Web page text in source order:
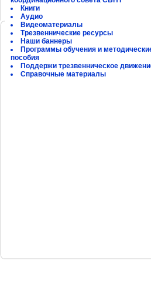
Книги
Аудио
Видеоматериалы
Трезвеннические ресурсы
Наши баннеры
Программы обучения и
пособия
Поддержи трезвенническое
Справочные материалы